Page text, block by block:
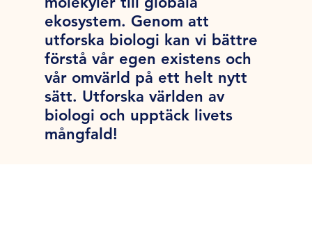
ekosystem. Genom att
utforska biologi kan vi bättre
förstå vår egen existens och
vår omvärld på ett helt nytt
sätt. Utforska världen av
biologi och upptäck livets
mångfald!